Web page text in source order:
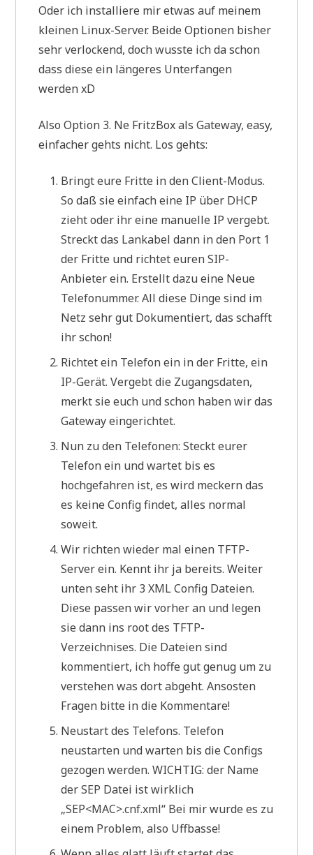
Oder ich installiere mir etwas auf meinem
kleinen Linux-Server. Beide Optionen bisher
sehr verlockend, doch wusste ich da schon
dass diese ein längeres Unterfangen
werden xD
Also Option 3. Ne FritzBox als Gateway, easy,
einfacher gehts nicht. Los gehts:
Bringt eure Fritte in den Client-Modus.
So daß sie einfach eine IP über DHCP
zieht oder ihr eine manuelle IP vergebt.
Streckt das Lankabel dann in den Port 1
der Fritte und richtet euren SIP-
Anbieter ein. Erstellt dazu eine Neue
Telefonummer. All diese Dinge sind im
Netz sehr gut Dokumentiert, das schafft
ihr schon!
Richtet ein Telefon ein in der Fritte, ein
IP-Gerät. Vergebt die Zugangsdaten,
merkt sie euch und schon haben wir das
Gateway eingerichtet.
Nun zu den Telefonen: Steckt eurer
Telefon ein und wartet bis es
hochgefahren ist, es wird meckern das
es keine Config findet, alles normal
soweit.
Wir richten wieder mal einen TFTP-
Server ein. Kennt ihr ja bereits. Weiter
unten seht ihr 3 XML Config Dateien.
Diese passen wir vorher an und legen
sie dann ins root des TFTP-
Verzeichnises. Die Dateien sind
kommentiert, ich hoffe gut genug um zu
verstehen was dort abgeht. Ansosten
Fragen bitte in die Kommentare!
Neustart des Telefons. Telefon
neustarten und warten bis die Configs
gezogen werden. WICHTIG: der Name
der SEP Datei ist wirklich
„SEP<MAC>.cnf.xml“ Bei mir wurde es zu
einem Problem, also Uffbasse!